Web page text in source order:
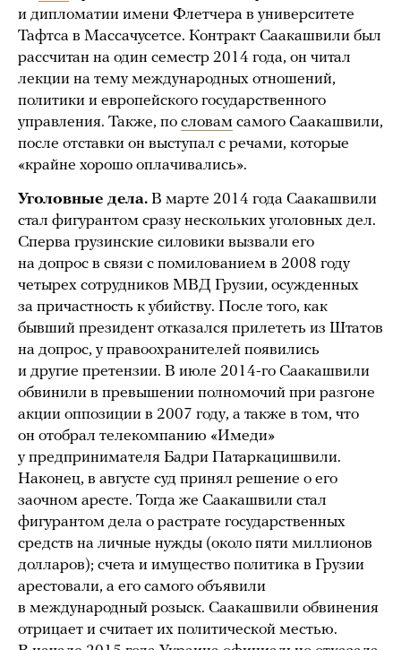
и дипломатии имени Флетчера в университете
Тафтса в Массачусетсе. Контракт Саакашвили был
рассчитан на один семестр 2014 года, он читал
лекции на тему международных отношений,
политики и европейского государственного
управления. Также, по словам самого Саакашвили,
после отставки он выступал с речами, которые
«крайне хорошо оплачивались».
Уголовные дела. В марте 2014 года Саакашвили
стал фигурантом сразу нескольких уголовных дел.
Сперва грузинские силовики вызвали его
на допрос в связи с помилованием в 2008 году
четырех сотрудников МВД Грузии, осужденных
за причастность к убийству. После того, как
бывший президент отказался прилететь из Штатов
на допрос, у правоохранителей появились
и другие претензии. В июле 2014-го Саакашвили
обвинили в превышении полномочий при разгоне
акции оппозиции в 2007 году, а также в том, что
он отобрал телекомпанию «Имеди»
у предпринимателя Бадри Патаркацишвили.
Наконец, в августе суд принял решение о его
заочном аресте. Тогда же Саакашвили стал
фигурантом дела о растрате государственных
средств на личные нужды (около пяти миллионов
долларов); счета и имущество политика в Грузии
арестовали, а его самого объявили
в международный розыск. Саакашвили обвинения
отрицает и считает их политической местью.